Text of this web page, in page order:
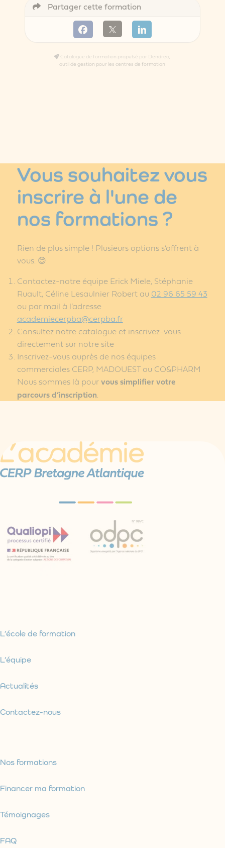
Partager cette formation
Catalogue de formation propulsé par Dendreo,
outil de gestion pour les centres de formation
Vous souhaitez vous
inscrire à l'une de
nos formations ?
Rien de plus simple ! Plusieurs options s’offrent à
vous. 😊
Contactez-notre équipe Erick Miele, Stéphanie
Ruault, Céline Lesaulnier Robert au 02 96 65 59 43
ou par mail à l’adresse
academiecerpba@cerpba.fr
Consultez notre catalogue et inscrivez-vous
directement sur notre site
Inscrivez-vous auprès de nos équipes
commerciales CERP, MADOUEST ou CO&PHARM
Nous sommes là pourvous simplifier votre
parcours d’inscription.
L’école de formation
L’équipe
Actualités
Contactez-nous
Nos formations
Financer ma formation
Témoignages
FAQ